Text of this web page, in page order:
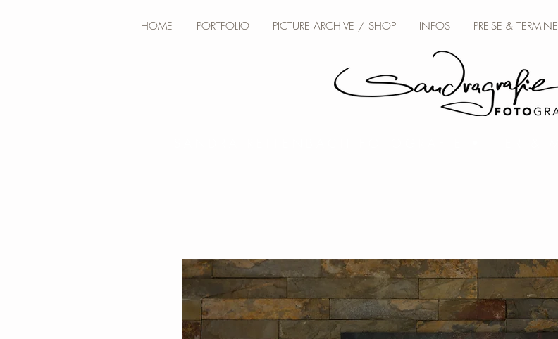
HOME PORTFOLIO PICTURE ARCHIVE / SHOP INFOS PREISE & TERMINE